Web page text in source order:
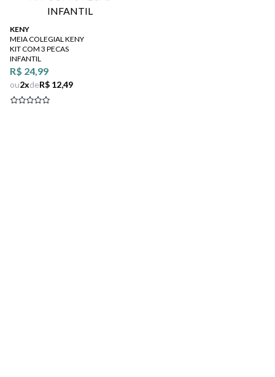
KENY
MEIA COLEGIAL KENY
KIT COM 3 PECAS
INFANTIL
R$ 24,99
ou2xdeR$ 12,49